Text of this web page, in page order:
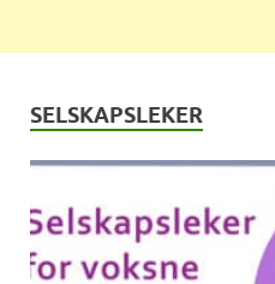
SELSKAPSLEKER